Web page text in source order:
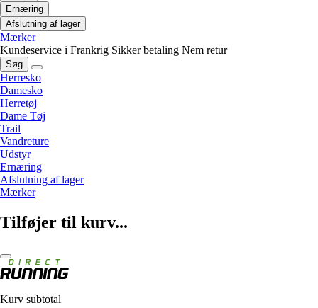
Ernæring
Afslutning af lager
Mærker
Kundeservice i Frankrig Sikker betaling Nem retur
Søg
Herresko
Damesko
Herretøj
Dame Tøj
Trail
Vandreture
Udstyr
Ernæring
Afslutning af lager
Mærker
Tilføjer til kurv...
Kurv subtotal